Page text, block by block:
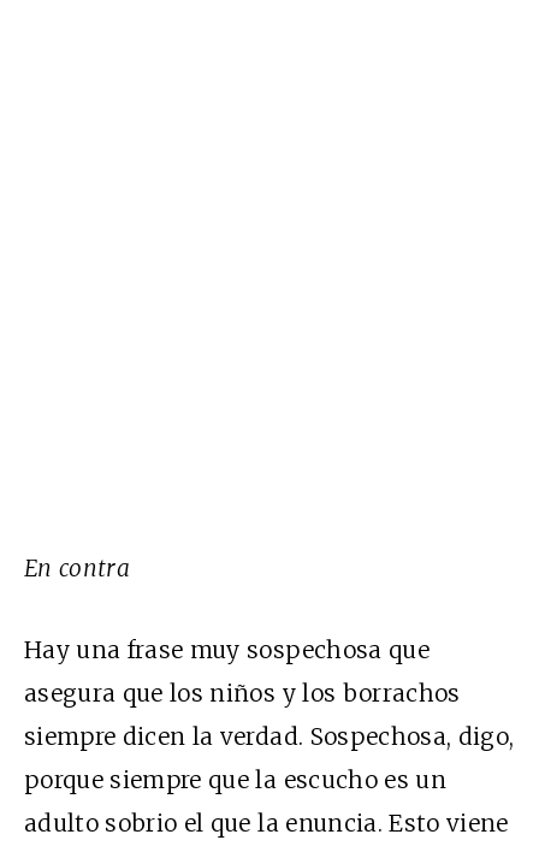
En contra
Hay una frase muy sospechosa que
asegura que los niños y los borrachos
siempre dicen la verdad. Sospechosa, digo,
porque siempre que la escucho es un
adulto sobrio el que la enuncia. Esto viene